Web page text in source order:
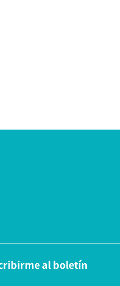
al boletín